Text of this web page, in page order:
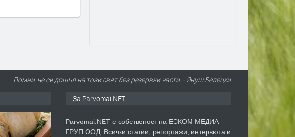
Помни, че си дошъл на този свят без резервни части. - Януш Белецки
За Parvomai.NET
Parvomai.NET е собственост на ЕСКОМ МЕДИА
ГРУП ООД. Всички статии, репортажи, интервюта и